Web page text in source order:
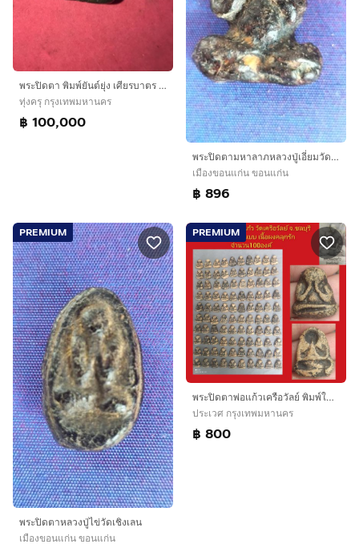
พระปิดตา พิมพ์ยันต์ยุ่ง เศียรบาตร เนื้อสำริดเงิน หลวงพ่อทับ อินทโชติ วัดสุวรรณาราม ( ทอง ) บางกอกน้อย พิมพ์คม ชัด เส้นยันต์คมชัด ลึก เส้นยัน
ทุ่งครุ กรุงเทพมหานคร
฿ 100,000
พระปิดตามหาลาภหลวงปู่เอี่ยมวัดสะพานสูง
เมืองขอนแก่น ขอนแก่น
฿ 896
PREMIUM
พระปิดตาหลวงปู่ไข่วัดเชิงเลน
เมืองขอนแก่น ขอนแก่น
PREMIUM
พระปิดตาพ่อแก้วเครือวัลย์ พิมพ์ใหญ่หลังแบบ 100องค์ ราคาเหมาด่วน ชุด1
ประเวศ กรุงเทพมหานคร
฿ 800